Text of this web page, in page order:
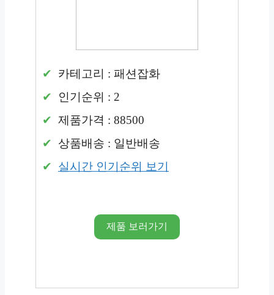
카테고리 : 패션잡화
인기순위 : 2
제품가격 : 88500
상품배송 : 일반배송
실시간 인기순위 보기
제품 보러가기